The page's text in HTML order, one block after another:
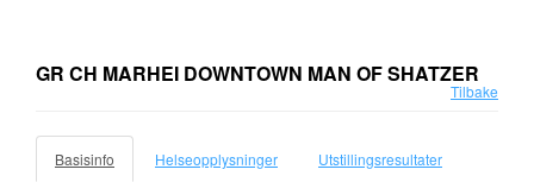
GR CH MARHEI DOWNTOWN MAN OF SHATZER
Tilbake
Basisinfo Helseopplysninger Utstillingsresultater